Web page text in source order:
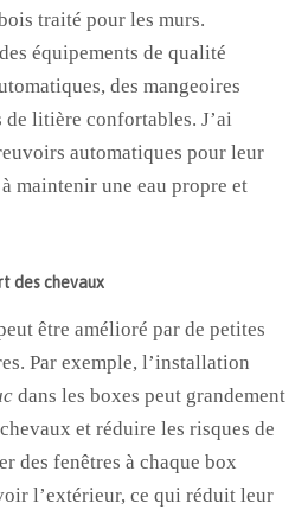
traité pour les murs.
équipements de qualité
des mangeoires
de litière confortables. J’ai
automatiques pour leur
maintenir une eau propre et
des chevaux
être amélioré par de petites
Par exemple, l’installation
dans les boxes peut grandement
et réduire les risques de
des fenêtres à chaque box
l’extérieur, ce qui réduit leur